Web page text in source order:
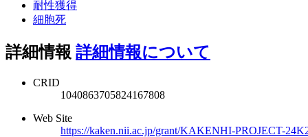
耐性獲得
細胞死
詳細情報 詳細情報について
CRID
1040863705824167808
Web Site
https://kaken.nii.ac.jp/grant/KAKENHI-PROJECT-